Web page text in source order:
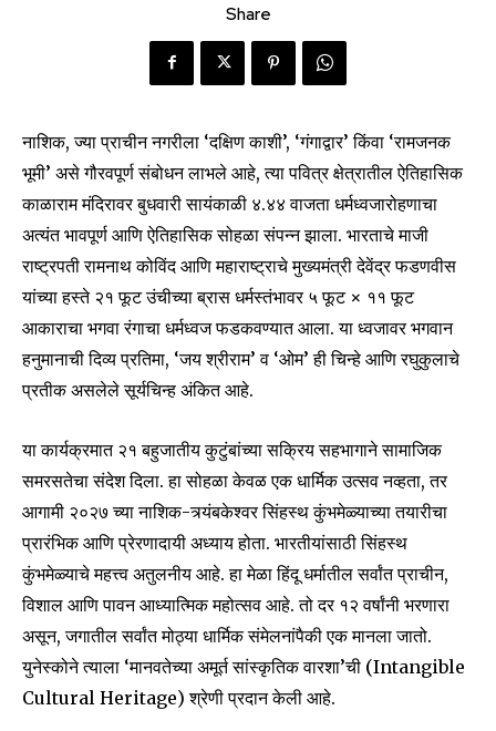
Share
नाशिक, ज्या प्राचीन नगरीला ‘दक्षिण काशी’, ‘गंगाद्वार’ किंवा ‘रामजनक
भूमी’ असे गौरवपूर्ण संबोधन लाभले आहे, त्या पवित्र क्षेत्रातील ऐतिहासिक
काळाराम मंदिरावर बुधवारी सायंकाळी ४.४४ वाजता धर्मध्वजारोहणाचा
अत्यंत भावपूर्ण आणि ऐतिहासिक सोहळा संपन्न झाला. भारताचे माजी
राष्ट्रपती रामनाथ कोविंद आणि महाराष्ट्राचे मुख्यमंत्री देवेंद्र फडणवीस
यांच्या हस्ते २१ फूट उंचीच्या ब्रास धर्मस्तंभावर ५ फूट × ११ फूट
आकाराचा भगवा रंगाचा धर्मध्वज फडकवण्यात आला. या ध्वजावर भगवान
हनुमानाची दिव्य प्रतिमा, ‘जय श्रीराम’ व ‘ओम’ ही चिन्हे आणि रघुकुलाचे
प्रतीक असलेले सूर्यचिन्ह अंकित आहे.
या कार्यक्रमात २१ बहुजातीय कुटुंबांच्या सक्रिय सहभागाने सामाजिक
समरसतेचा संदेश दिला. हा सोहळा केवळ एक धार्मिक उत्सव नव्हता, तर
आगामी २०२७ च्या नाशिक-त्र्यंबकेश्वर सिंहस्थ कुंभमेळ्याच्या तयारीचा
प्रारंभिक आणि प्रेरणादायी अध्याय होता. भारतीयांसाठी सिंहस्थ
कुंभमेळ्याचे महत्त्व अतुलनीय आहे. हा मेळा हिंदू धर्मातील सर्वांत प्राचीन,
विशाल आणि पावन आध्यात्मिक महोत्सव आहे. तो दर १२ वर्षांनी भरणारा
असून, जगातील सर्वांत मोठ्या धार्मिक संमेलनांपैकी एक मानला जातो.
युनेस्कोने त्याला ‘मानवतेच्या अमूर्त सांस्कृतिक वारशा’ची (Intangible
Cultural Heritage) श्रेणी प्रदान केली आहे.